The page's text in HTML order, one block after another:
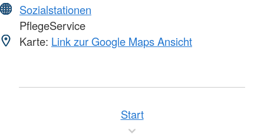
Sozialstationen
PflegeService
Karte: Link zur Google Maps Ansicht
Start